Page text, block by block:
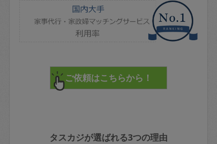
タスカジが選ばれる3つの理由